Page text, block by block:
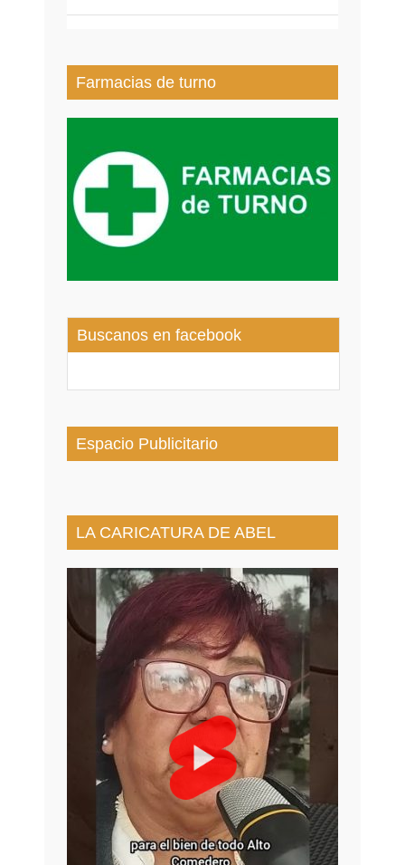
Farmacias de turno
Buscanos en facebook
Espacio Publicitario
LA CARICATURA DE ABEL